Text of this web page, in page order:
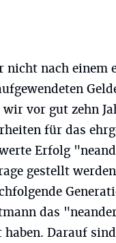
nicht nach einem
vor gut zehn
für das
Erfolg
gestellt
das
Darauf